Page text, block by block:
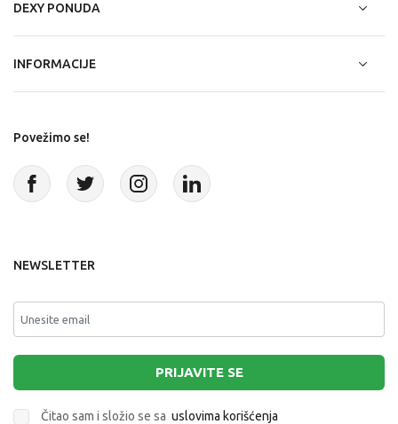
DEXY PONUDA
INFORMACIJE
Povežimo se!
NEWSLETTER
PRIJAVITE SE
Čitao sam i složio se sa uslovima korišćenja